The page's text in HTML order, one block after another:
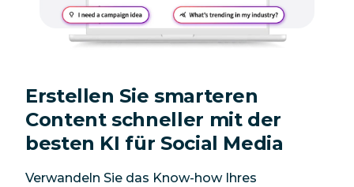
Erstellen Sie smarteren
Content schneller mit der
besten KI für Social Media
Verwandeln Sie das Know-how Ihres